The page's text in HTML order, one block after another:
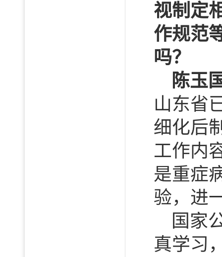
视制定
作规范
吗？
陈玉
山东省
细化后
工作内
是重症
验，进
国家
真学习